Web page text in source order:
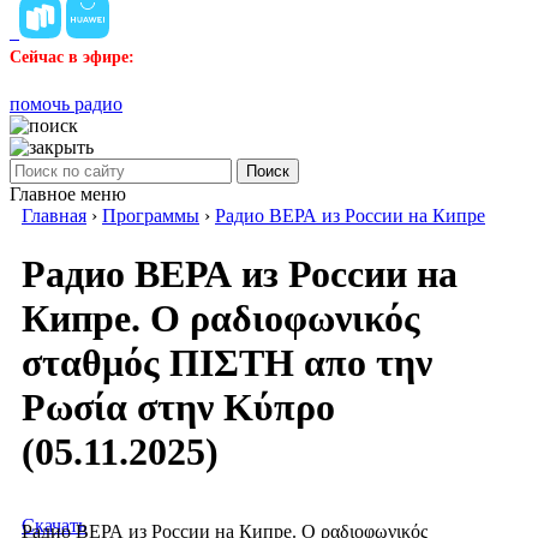
Сейчас в эфире:
помочь радио
Поиск
Главное меню
Главная › Программы › Радио ВЕРА из России на Кипре
Радио ВЕРА из России на
Кипре. Ο ραδιοφωνικός
σταθμός ΠΙΣΤΗ απο την
Ρωσία στην Κύπρο
(05.11.2025)
Радио ВЕРА из России на Кипре. Ο ραδιοφωνικός
Скачать